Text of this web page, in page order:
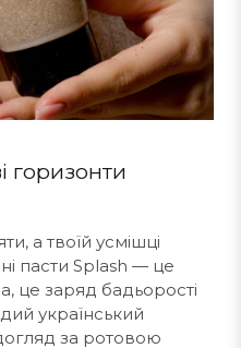
горизонти
а твоїй усмішці
пасти Splash — це
це заряд бадьорості
український
за ротовою